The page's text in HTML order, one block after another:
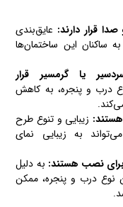
قرار دارند: عایق‌بندی
ساکنان این ساختمان‌ها
یا گرمسیر قرار
درب و پنجره، به کاهش
زیبایی و تنوع طرح
به زیبایی نمای
نصب هستند: به دلیل
نوع درب و پنجره، ممکن